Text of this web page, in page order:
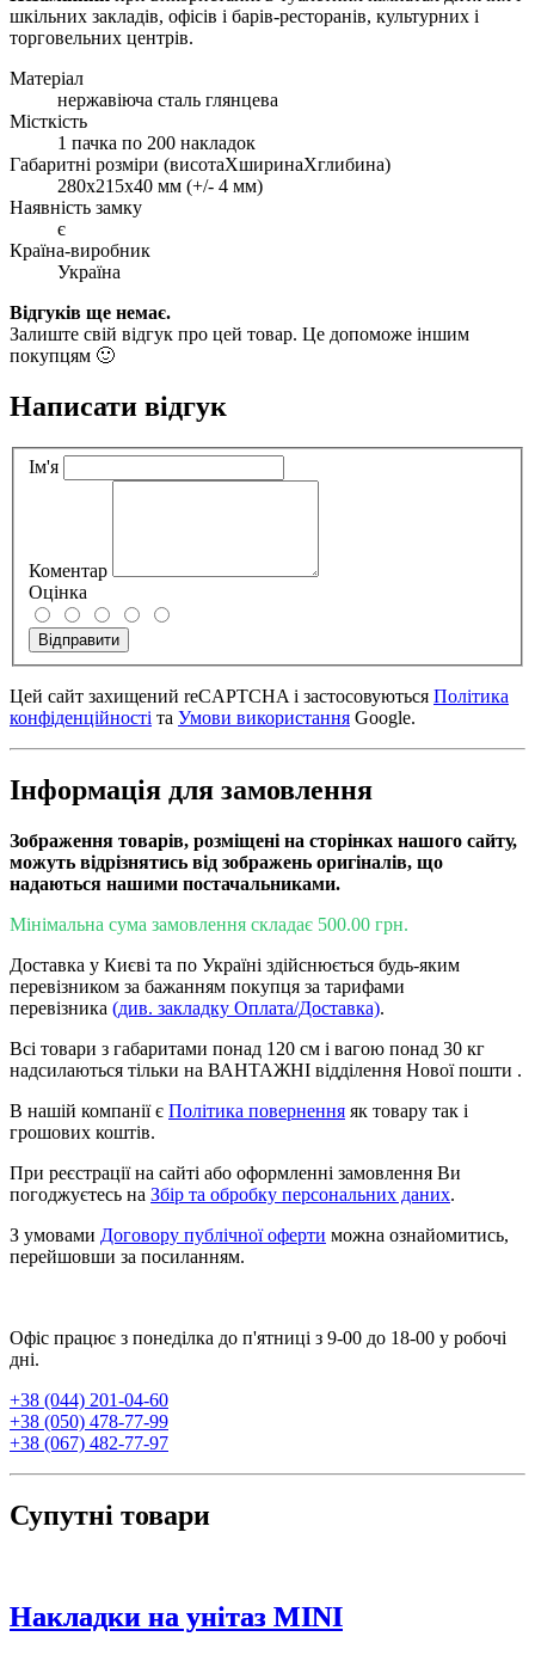
шкільних закладів, офісів і барів-ресторанів, культурних і
торговельних центрів.
Матеріал
нержавіюча сталь глянцева
Місткість
1 пачка по 200 накладок
Габаритні розміри (висотаХширинаХглибина)
280х215х40 мм (+/- 4 мм)
Наявність замку
є
Країна-виробник
Україна
Відгуків ще немає.
Залиште свій відгук про цей товар. Це допоможе іншим
покупцям 🙂
Написати відгук
Ім'я
Коментар
Оцінка
Відправити
Цей сайт захищений reCAPTCHA і застосовуються Політика
конфіденційності та Умови використання Google.
Інформація для замовлення
Зображення товарів, розміщені на сторінках нашого сайту,
можуть відрізнятись від зображень оригіналів, що
надаються нашими постачальниками.
Мінімальна сума замовлення складає 500.00 грн.
Доставка у Києві та по Україні здійснюється будь-яким
перевізником за бажанням покупця за тарифами
перевізника (див. закладку Оплата/Доставка).
Всі товари з габаритами понад 120 см і вагою понад 30 кг
надсилаються тільки на ВАНТАЖНІ відділення Нової пошти .
В нашій компанії є Політика повернення як товару так і
грошових коштів.
При реєстрації на сайті або оформленні замовлення Ви
погоджуєтесь на Збір та обробку персональних даних.
З умовами Договору публічної оферти можна ознайомитись,
перейшовши за посиланням.
Офіс працює з понеділка до п'ятниці з 9-00 до 18-00 у робочі
дні.
+38 (044) 201-04-60
+38 (050) 478-77-99
+38 (067) 482-77-97
Супутні товари
Накладки на унітаз MINI
Накладки на унітаз MINI